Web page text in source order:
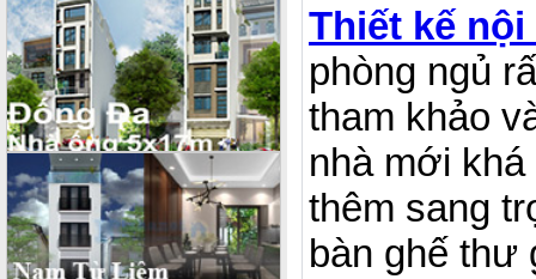
Thiết kế
phòng ngủ
tham khảo
nhà mới
thêm sang
bàn ghế thư